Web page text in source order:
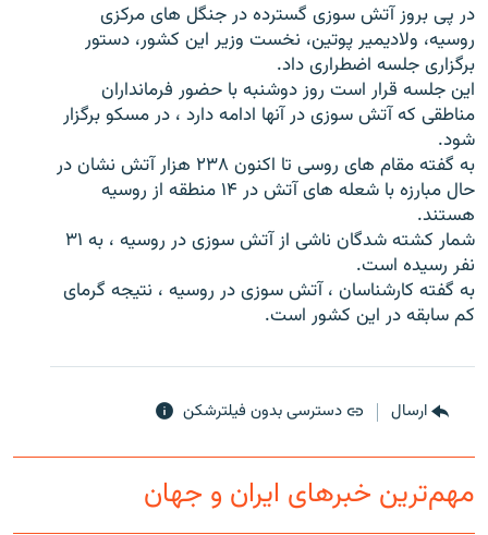
گزارش‌های ویدئویی
English
به ما بپیوندید
زبان‌های دیگر
در پی بروز آتش سوزی گسترده در جنگل های مرکزی
روسیه، ولادیمیر پوتین، نخست وزیر این کشور، دستور
برگزاری جلسه اضطراری داد.
این جلسه قرار است روز دوشنبه با حضور فرمانداران
مناطقی که آتش سوزی در آنها ادامه دارد ، در مسکو برگزار
شود.
به گفته مقام های روسی تا اکنون ۲۳۸ هزار آتش نشان در
حال مبارزه با شعله های آتش در ۱۴ منطقه از روسیه
هستند.
شمار کشته شدگان ناشی از آتش سوزی در روسیه ، به ۳۱
نفر رسیده است.
به گفته کارشناسان ، آتش سوزی در روسیه ، نتیجه گرمای
کم سابقه در این کشور است.
ارسال دسترسی بدون فیلترشکن
مهم‌ترین خبرهای ایران و جهان